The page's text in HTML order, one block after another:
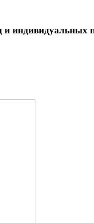
индивидуальных